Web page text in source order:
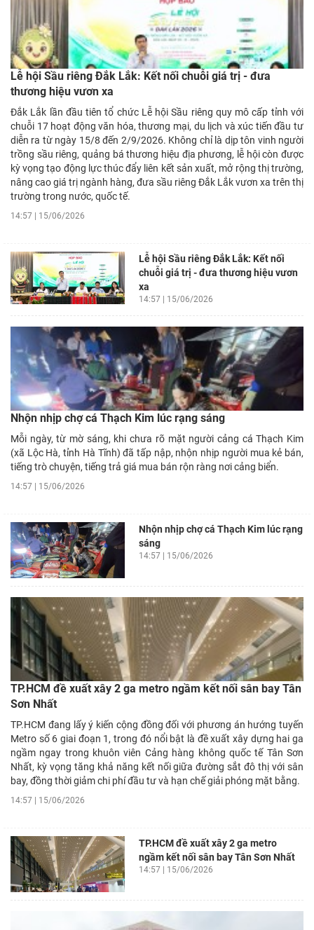
Lễ hội Sầu riêng Đắk Lắk: Kết nối chuỗi giá trị - đưa
thương hiệu vươn xa
Đắk Lắk lần đầu tiên tổ chức Lễ hội Sầu riêng quy mô cấp tỉnh với
chuỗi 17 hoạt động văn hóa, thương mại, du lịch và xúc tiến đầu tư
diễn ra từ ngày 15/8 đến 2/9/2026. Không chỉ là dịp tôn vinh người
trồng sầu riêng, quảng bá thương hiệu địa phương, lễ hội còn được
kỳ vọng tạo động lực thúc đẩy liên kết sản xuất, mở rộng thị trường,
nâng cao giá trị ngành hàng, đưa sầu riêng Đắk Lắk vươn xa trên thị
trường trong nước, quốc tế.
14:57 | 15/06/2026
Lễ hội Sầu riêng Đắk Lắk: Kết nối
chuỗi giá trị - đưa thương hiệu vươn
xa
14:57 | 15/06/2026
Nhộn nhịp chợ cá Thạch Kim lúc rạng sáng
Mỗi ngày, từ mờ sáng, khi chưa rõ mặt người cảng cá Thạch Kim
(xã Lộc Hà, tỉnh Hà Tĩnh) đã tấp nập, nhộn nhịp người mua kẻ bán,
tiếng trò chuyện, tiếng trả giá mua bán rộn ràng nơi cảng biển.
14:57 | 15/06/2026
Nhộn nhịp chợ cá Thạch Kim lúc rạng
sáng
14:57 | 15/06/2026
TP.HCM đề xuất xây 2 ga metro ngầm kết nối sân bay Tân
Sơn Nhất
TP.HCM đang lấy ý kiến cộng đồng đối với phương án hướng tuyến
Metro số 6 giai đoạn 1, trong đó nổi bật là đề xuất xây dựng hai ga
ngầm ngay trong khuôn viên Cảng hàng không quốc tế Tân Sơn
Nhất, kỳ vọng tăng khả năng kết nối giữa đường sắt đô thị với sân
bay, đồng thời giảm chi phí đầu tư và hạn chế giải phóng mặt bằng.
14:57 | 15/06/2026
TP.HCM đề xuất xây 2 ga metro
ngầm kết nối sân bay Tân Sơn Nhất
14:57 | 15/06/2026